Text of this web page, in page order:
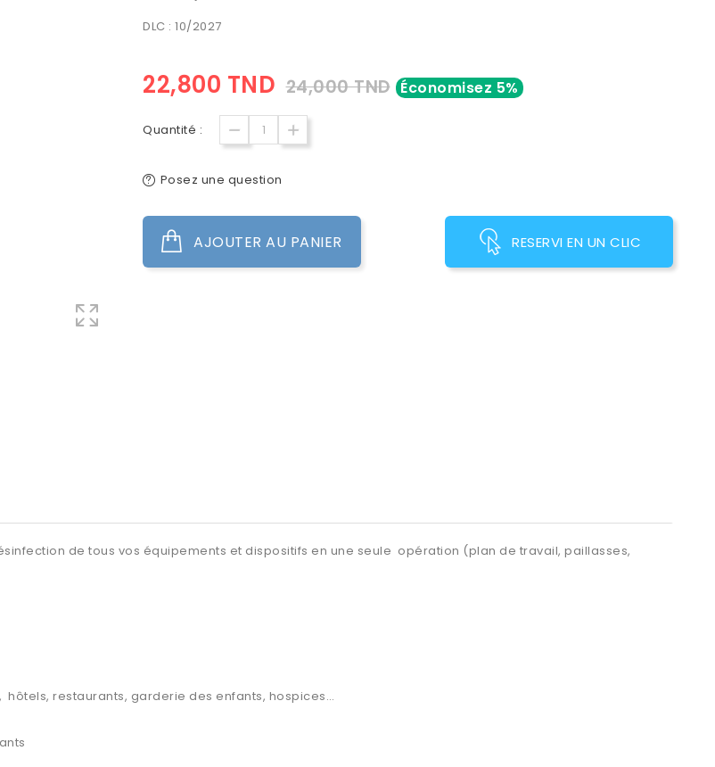
DLC : 10/2027
22,800 TND 24,000 TND Économisez 5%
Quantité :
Posez une question
AJOUTER AU PANIER RESERVI EN UN CLIC
de tous vos équipements et dispositifs en une seule opération (plan de travail, paillasses,
restaurants, garderie des enfants, hospices…